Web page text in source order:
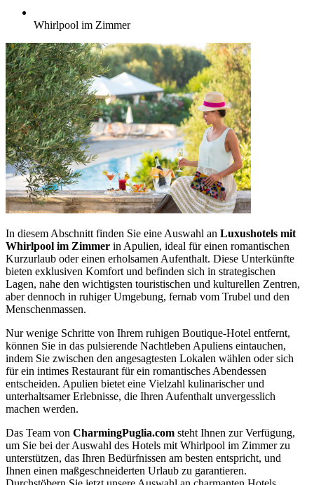
Whirlpool im Zimmer
In diesem Abschnitt finden Sie eine Auswahl an Luxushotels mit
Whirlpool im Zimmer in Apulien, ideal für einen romantischen
Kurzurlaub oder einen erholsamen Aufenthalt. Diese Unterkünfte
bieten exklusiven Komfort und befinden sich in strategischen
Lagen, nahe den wichtigsten touristischen und kulturellen Zentren,
aber dennoch in ruhiger Umgebung, fernab vom Trubel und den
Menschenmassen.
Nur wenige Schritte von Ihrem ruhigen Boutique-Hotel entfernt,
können Sie in das pulsierende Nachtleben Apuliens eintauchen,
indem Sie zwischen den angesagtesten Lokalen wählen oder sich
für ein intimes Restaurant für ein romantisches Abendessen
entscheiden. Apulien bietet eine Vielzahl kulinarischer und
unterhaltsamer Erlebnisse, die Ihren Aufenthalt unvergesslich
machen werden.
Das Team von CharmingPuglia.com steht Ihnen zur Verfügung,
um Sie bei der Auswahl des Hotels mit Whirlpool im Zimmer zu
unterstützen, das Ihren Bedürfnissen am besten entspricht, und
Ihnen einen maßgeschneiderten Urlaub zu garantieren.